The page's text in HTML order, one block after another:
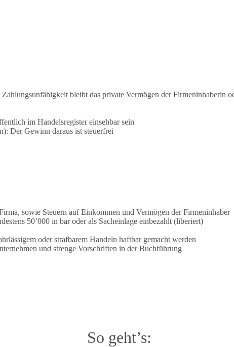
bleibt das private Vermögen der Firmeninhaberin
im Handelsregister einsehbar sein
: Der Gewinn daraus ist steuerfrei
sowie Steuern auf Einkommen und Vermögen der Firmeninhaber
50’000 in bar oder als Sacheinlage einbezahlt (liberiert)
oder strafbarem Handeln haftbar gemacht werden
und strenge Vorschriften in der Buchführung
So geht’s: